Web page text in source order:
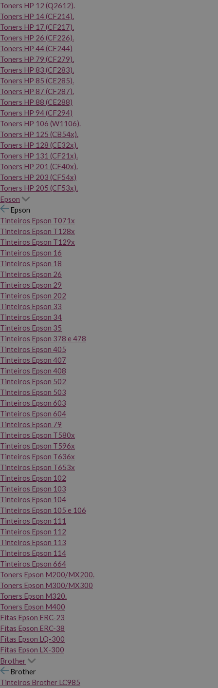
Toners HP 12 (Q2612).
Toners HP 14 (CF214).
Toners HP 17 (CF217).
Toners HP 26 (CF226).
Toners HP 44 (CF244)
Toners HP 79 (CF279).
Toners HP 83 (CF283).
Toners HP 85 (CE285).
Toners HP 87 (CF287).
Toners HP 88 (CE288)
Toners HP 94 (CF294)
Toners HP 106 (W1106).
Toners HP 125 (CB54x).
Toners HP 128 (CE32x).
Toners HP 131 (CF21x).
Toners HP 201 (CF40x).
Toners HP 203 (CF54x)
Toners HP 205 (CF53x).
Epson
Epson
Tinteiros Epson T071x
Tinteiros Epson T128x
Tinteiros Epson T129x
Tinteiros Epson 16
Tinteiros Epson 18
Tinteiros Epson 26
Tinteiros Epson 29
Tinteiros Epson 202
Tinteiros Epson 33
Tinteiros Epson 34
Tinteiros Epson 35
Tinteiros Epson 378 e 478
Tinteiros Epson 405
Tinteiros Epson 407
Tinteiros Epson 408
Tinteiros Epson 502
Tinteiros Epson 503
Tinteiros Epson 603
Tinteiros Epson 604
Tinteiros Epson 79
Tinteiros Epson T580x
Tinteiros Epson T596x
Tinteiros Epson T636x
Tinteiros Epson T653x
Tinteiros Epson 102
Tinteiros Epson 103
Tinteiros Epson 104
Tinteiros Epson 105 e 106
Tinteiros Epson 111
Tinteiros Epson 112
Tinteiros Epson 113
Tinteiros Epson 114
Tinteiros Epson 664
Toners Epson M200/MX200.
Toners Epson M300/MX300
Toners Epson M320.
Toners Epson M400
Fitas Epson ERC-23
Fitas Epson ERC-38
Fitas Epson LQ-300
Fitas Epson LX-300
Brother
Brother
Tinteiros Brother LC985